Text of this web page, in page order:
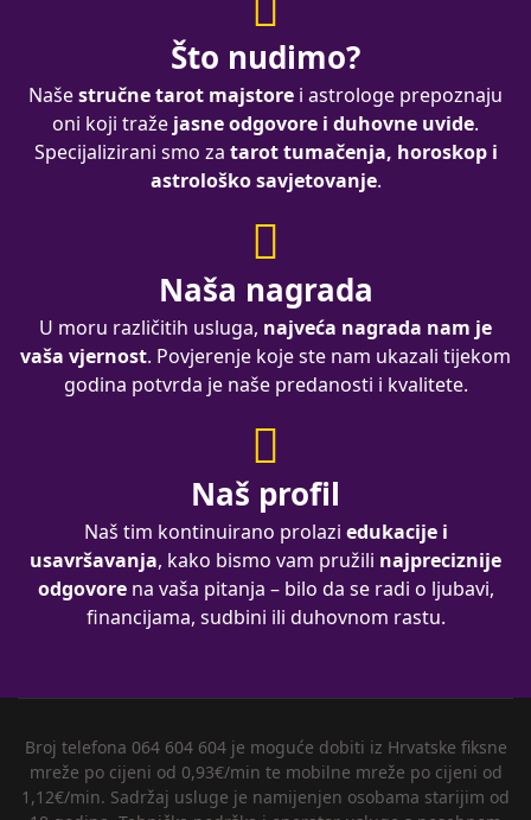
Što nudimo?
Našestručne tarot majstore i astrologe prepoznaju
oni koji traže jasne odgovore i duhovne uvide.
Specijalizirani smo za tarot tumačenja, horoskop i
astrološko savjetovanje.
Naša nagrada
U moru različitih usluga, najveća nagrada nam je
vaša vjernost. Povjerenje koje ste nam ukazali tijekom
godina potvrda je naše predanosti i kvalitete.
Naš profil
Naš tim kontinuirano prolazi edukacije i
usavršavanja, kako bismo vam pružili najpreciznije
odgovorena vaša pitanja – bilo da se radi o ljubavi,
financijama, sudbini ili duhovnom rastu.
Broj telefona 064 604 604 je moguće dobiti iz Hrvatske fiksne
mreže po cijeni od 0,93€/min te mobilne mreže po cijeni od
1,12€/min. Sadržaj usluge je namijenjen osobama starijim od